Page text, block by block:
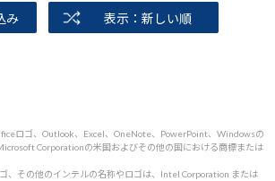
み 表示：新しい順
ロゴ、Outlook、Excel、OneNote、PowerPoint、Windowsの
Corporationの米国およびその他の国における商標または
、その他のインテルの名称やロゴは、Intel Corporation または